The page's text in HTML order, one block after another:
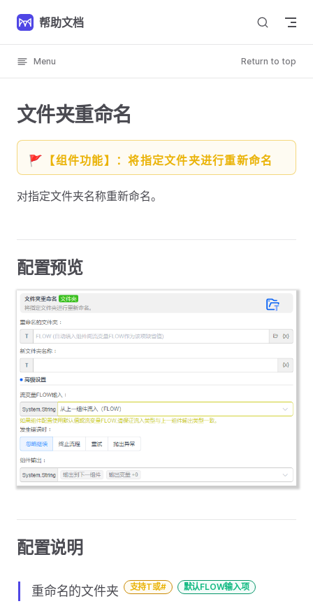
Skip to content
帮助文档
Menu Return to top
文件夹重命名
🚩【组件功能】：将指定文件夹进行重新命名
对指定文件夹名称重新命名。
配置预览
配置说明
重命名的文件夹 支持T或# 默认FLOW输入项